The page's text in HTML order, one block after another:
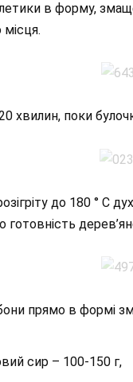
в форму,
хвилин, поки
до 180 ° С
готовність
прямо в формі
сир – 100-150 г,